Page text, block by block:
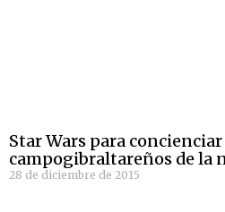
Star Wars para concienciar
campogibraltareños de la
28 de diciembre de 2015